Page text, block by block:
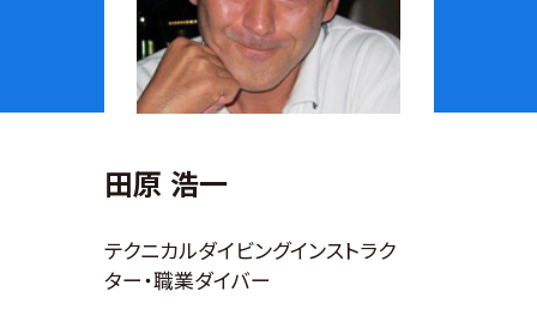
田原 浩一
テクニカルダイビングインストラク
ター・職業ダイバー